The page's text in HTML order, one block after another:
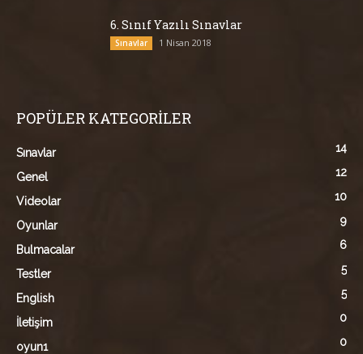
6. Sınıf Yazılı Sınavlar
Sınavlar 1 Nisan 2018
POPÜLER KATEGORİLER
Sınavlar 14
Genel 12
Videolar 10
Oyunlar 9
Bulmacalar 6
Testler 5
English 5
İletişim 0
oyun1 0